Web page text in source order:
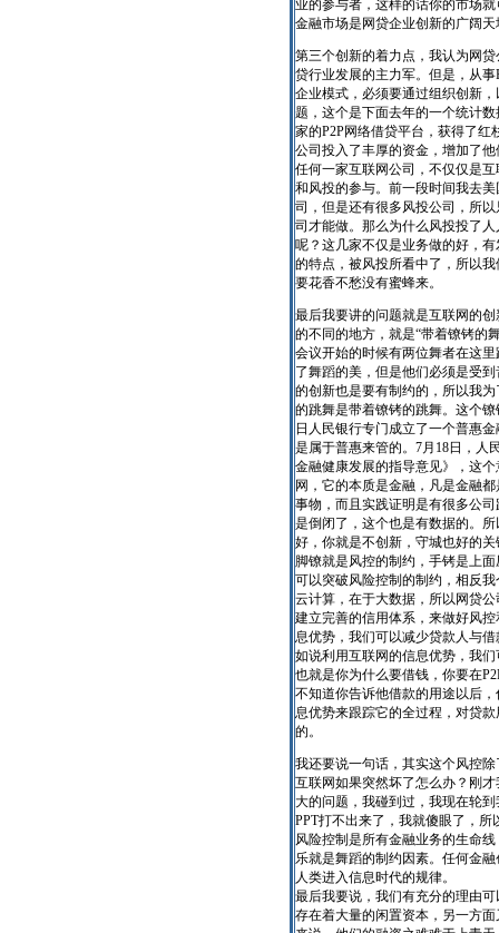
业的参与者，这样的话你的市场
金融市场是网贷企业创新的广阔
第三个创新的着力点，我认为网
贷行业发展的主力军。但是，从
企业模式，必须要通过组织创新
题，这个是下面去年的一个统计
家的P2P网络借贷平台，获得了
公司投入了丰厚的资金，增加了
任何一家互联网公司，不仅仅是
和风投的参与。前一段时间我去
司，但是还有很多风投公司，所
司才能做。那么为什么风投投了
呢？这几家不仅是业务做的好，
的特点，被风投所看中了，所以
要花香不愁没有蜜蜂来。
最后我要讲的问题就是互联网的
的不同的地方，就是“带着镣铐的
会议开始的时候有两位舞者在这
了舞蹈的美，但是他们必须是受
的创新也是要有制约的，所以我
的跳舞是带着镣铐的跳舞。这个
日人民银行专门成立了一个普惠
是属于普惠来管的。7月18日，人
金融健康发展的指导意见》，这
网，它的本质是金融，凡是金融
事物，而且实践证明是有很多公
是倒闭了，这个也是有数据的。
好，你就是不创新，守城也好的
脚镣就是风控的制约，手铐是上
可以突破风险控制的制约，相反
云计算，在于大数据，所以网贷
建立完善的信用体系，来做好风
息优势，我们可以减少贷款人与
如说利用互联网的信息优势，我
也就是你为什么要借钱，你要在
不知道你告诉他借款的用途以后
息优势来跟踪它的全过程，对贷
的。
我还要说一句话，其实这个风控
互联网如果突然坏了怎么办？刚
大的问题，我碰到过，我现在轮
PPT打不出来了，我就傻眼了，
风险控制是所有金融业务的生命
乐就是舞蹈的制约因素。任何金
人类进入信息时代的规律。
最后我要说，我们有充分的理由
存在着大量的闲置资本，另一方